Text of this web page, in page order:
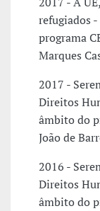
refugiados
programa
Marques
2017 -
Direitos
âmbito do
João de
2016 -
Direitos
âmbito do